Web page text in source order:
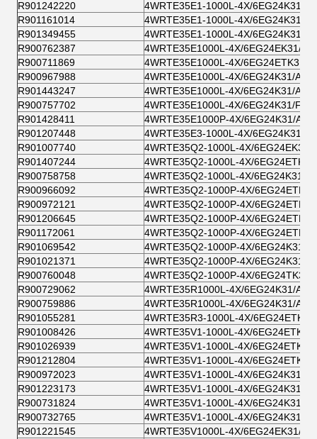
R901242220
4WRTE35E1-1000L-4X/6EG24K31/
R901161014
4WRTE35E1-1000L-4X/6EG24K31/
R901349455
4WRTE35E1-1000L-4X/6EG24K31/
R900762387
4WRTE35E1000L-4X/6EG24EK31/
R900711869
4WRTE35E1000L-4X/6EG24ETK31/
R900967988
4WRTE35E1000L-4X/6EG24K31/A1M
R901443247
4WRTE35E1000L-4X/6EG24K31/
R900757702
4WRTE35E1000L-4X/6EG24K31/F1M
R901428411
4WRTE35E1000P-4X/6EG24K31/A1M
R901207448
4WRTE35E3-1000L-4X/6EG24K31/
R901007740
4WRTE35Q2-1000L-4X/6EG24EK31/
R901407244
4WRTE35Q2-1000L-4X/
R900758758
4WRTE35Q2-1000L-4X/6EG24K31/
R900966092
4WRTE35Q2-1000P-4X/
R900972121
4WRTE35Q2-1000P-4X/
R901206645
4WRTE35Q2-1000P-4X/
R901172061
4WRTE35Q2-1000P-4X/
R901069542
4WRTE35Q2-1000P-4X/6EG24K31/
R901021371
4WRTE35Q2-1000P-4X/6EG24K31/
R900760048
4WRTE35Q2-1000P-4X/6EG24TK31/
R900729062
4WRTE35R1000L-4X/6EG24K31/A1M
R900759886
4WRTE35R1000L-4X/6EG24K31/A5M
R901055281
4WRTE35R3-1000L-4X/
R901008426
4WRTE35V1-1000L-4X/
R901026939
4WRTE35V1-1000L-4X/
R901212804
4WRTE35V1-1000L-4X/
R900972023
4WRTE35V1-1000L-4X/6EG24K31/
R901223173
4WRTE35V1-1000L-4X/6EG24K31/
R900731824
4WRTE35V1-1000L-4X/6EG24K31/
R900732765
4WRTE35V1-1000L-4X/6EG24K31/
R901221545
4WRTE35V1000L-4X/6EG24EK31/